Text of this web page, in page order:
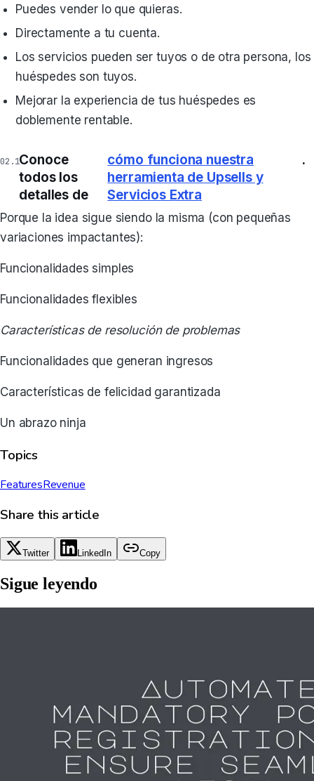
Puedes vender lo que quieras.
Directamente a tu cuenta.
Los servicios pueden ser tuyos o de otra persona, los
huéspedes son tuyos.
Mejorar la experiencia de tus huéspedes es
doblemente rentable.
Conoce
todos los
detalles de
cómo funciona nuestra
herramienta de Upsells y
Servicios Extra
.
Porque la idea sigue siendo la misma (con pequeñas
variaciones impactantes):
Funcionalidades simples
Funcionalidades flexibles
Características de resolución de problemas
Funcionalidades que generan ingresos
Características de felicidad garantizada
Un abrazo ninja
Topics
FeaturesRevenue
Share this article
Twitter LinkedIn Copy
Sigue leyendo